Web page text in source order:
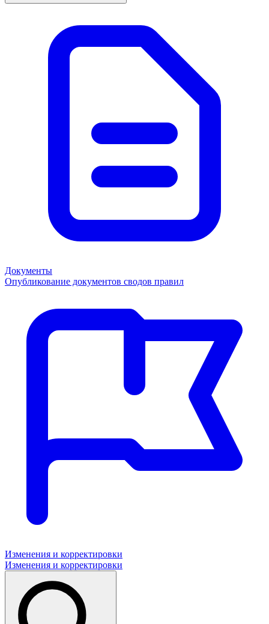
Документы
Опубликование документов сводов правил
Изменения и корректировки
Изменения и корректировки